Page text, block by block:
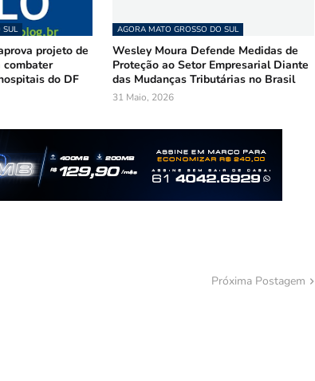
SUL
projeto de
combater
do DF
AGORA MATO GROSSO DO SUL
Wesley Moura Defende Medidas de
Proteção ao Setor Empresarial Diante
das Mudanças Tributárias no Brasil
31 Maio, 2026
Próxima Postagem